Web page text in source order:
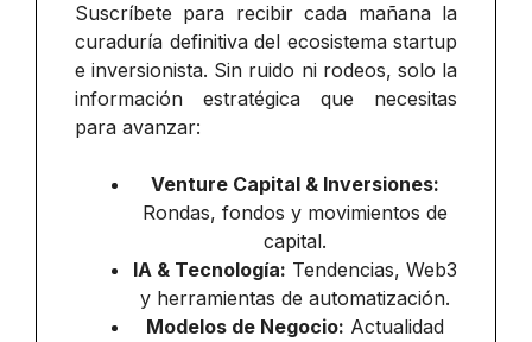
Suscríbete para recibir cada mañana la
curaduría definitiva del ecosistema startup
e inversionista. Sin ruido ni rodeos, solo la
información estratégica que necesitas
para avanzar:
Venture Capital & Inversiones:
Rondas, fondos y movimientos de
capital.
IA & Tecnología: Tendencias, Web3
y herramientas de automatización.
Modelos de Negocio: Actualidad